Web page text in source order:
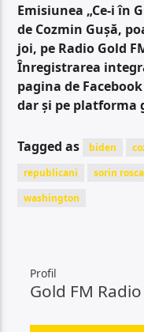
Emisiunea „Ce-i în
de Cozmin Gușă,
joi, pe Radio Gold
Înregistrarea
pagina de
dar și pe platforma
Tagged as biden
republicani
sorin
washington
Profil
Gold FM Radio